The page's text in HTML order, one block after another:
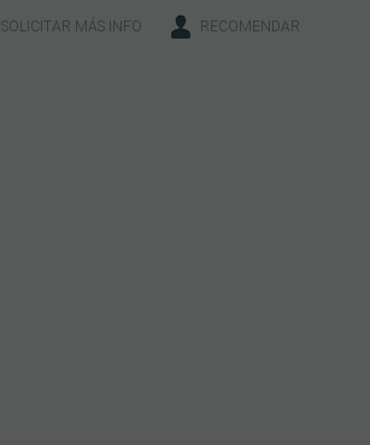
SOLICITAR MÁS INFO RECOMENDAR